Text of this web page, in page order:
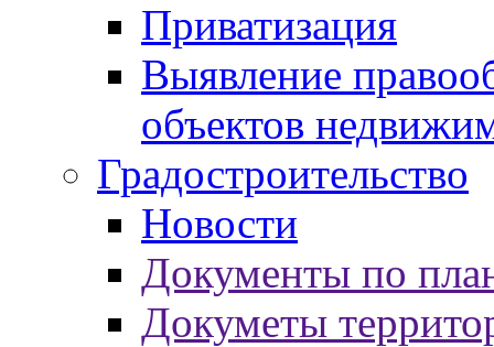
Приватизация
Выявление
объектов
Градостроительство
Новости
Документы по
Докуметы